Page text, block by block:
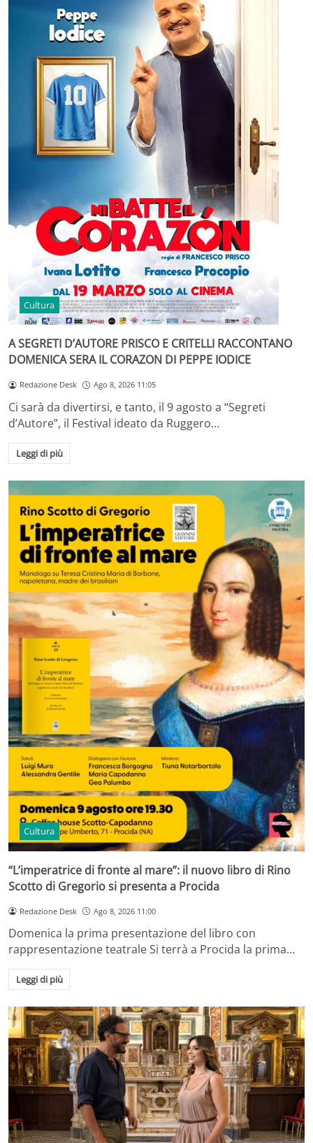
Cultura
A SEGRETI D’AUTORE PRISCO E CRITELLI RACCONTANO
DOMENICA SERA IL CORAZON DI PEPPE IODICE
Redazione Desk Ago 8, 2026 11:05
Ci sarà da divertirsi, e tanto, il 9 agosto a “Segreti
d’Autore”, il Festival ideato da Ruggero…
Leggi di più
Cultura
“L’imperatrice di fronte al mare”: il nuovo libro di Rino
Scotto di Gregorio si presenta a Procida
Redazione Desk Ago 8, 2026 11:00
Domenica la prima presentazione del libro con
rappresentazione teatrale Si terrà a Procida la prima…
Leggi di più